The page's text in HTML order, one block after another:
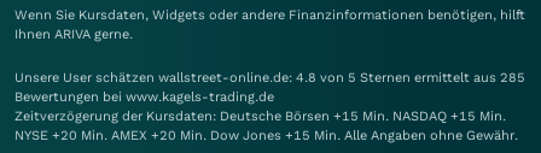
Wenn Sie Kursdaten, Widgets oder andere Finanzinformationen benötigen, hilft
Ihnen ARIVA gerne.
Unsere User schätzen wallstreet-online.de: 4.8 von 5 Sternen ermittelt aus 285
Bewertungen bei www.kagels-trading.de
Zeitverzögerung der Kursdaten: Deutsche Börsen +15 Min. NASDAQ +15 Min.
NYSE +20 Min. AMEX +20 Min. Dow Jones +15 Min. Alle Angaben ohne Gewähr.